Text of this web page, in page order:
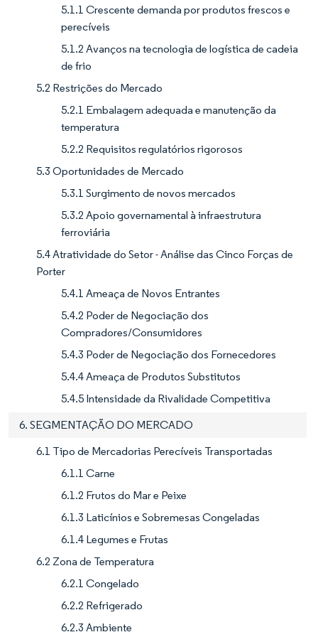
5.1.1 Crescente demanda por produtos frescos e
perecíveis
5.1.2 Avanços na tecnologia de logística de cadeia
de frio
5.2 Restrições do Mercado
5.2.1 Embalagem adequada e manutenção da
temperatura
5.2.2 Requisitos regulatórios rigorosos
5.3 Oportunidades de Mercado
5.3.1 Surgimento de novos mercados
5.3.2 Apoio governamental à infraestrutura
ferroviária
5.4 Atratividade do Setor - Análise das Cinco Forças de
Porter
5.4.1 Ameaça de Novos Entrantes
5.4.2 Poder de Negociação dos
Compradores/Consumidores
5.4.3 Poder de Negociação dos Fornecedores
5.4.4 Ameaça de Produtos Substitutos
5.4.5 Intensidade da Rivalidade Competitiva
6. SEGMENTAÇÃO DO MERCADO
6.1 Tipo de Mercadorias Perecíveis Transportadas
6.1.1 Carne
6.1.2 Frutos do Mar e Peixe
6.1.3 Laticínios e Sobremesas Congeladas
6.1.4 Legumes e Frutas
6.2 Zona de Temperatura
6.2.1 Congelado
6.2.2 Refrigerado
6.2.3 Ambiente